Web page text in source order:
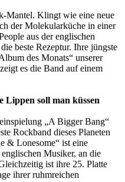
Mantel. Klingt wie eine neue
der Molekularküche in einer
aus der englischen
beste Rezeptur. Ihre jüngste
des Monats“ unserer
es die Band auf einem
soll man küssen
„A Bigger Bang“
Rockband dieses Planeten
& Lonesome“ ist eine
Musiker, an die
ist ihre 25. Platte
ihrer ruhmreichen